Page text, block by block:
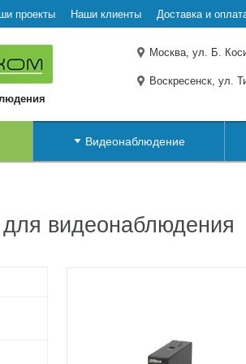
проекты Наши клиенты Доставка и
Москва, ул. Б.
Воскресенск, ул.
Видеонаблюдение
видеонаблюдения